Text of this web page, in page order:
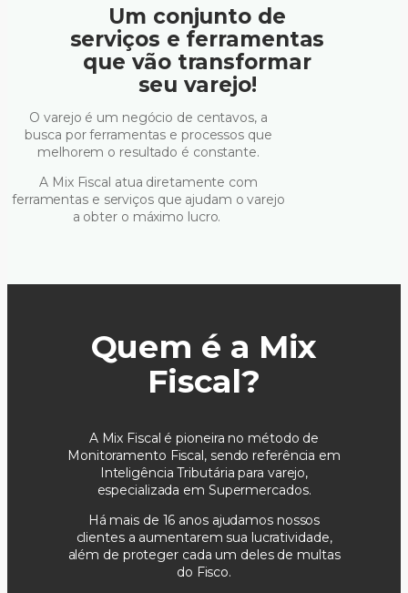
Um conjunto de
serviços e ferramentas
que vão transformar
seu varejo!
O varejo é um negócio de centavos, a
busca por ferramentas e processos que
melhorem o resultado é constante.
A Mix Fiscal atua diretamente com
ferramentas e serviços que ajudam o varejo
a obter o máximo lucro.
Quem é a Mix
Fiscal?
A Mix Fiscal é pioneira no método de
Monitoramento Fiscal, sendo referência em
Inteligência Tributária para varejo,
especializada em Supermercados.
Há mais de 16 anos ajudamos nossos
clientes a aumentarem sua lucratividade,
além de proteger cada um deles de multas
do Fisco.